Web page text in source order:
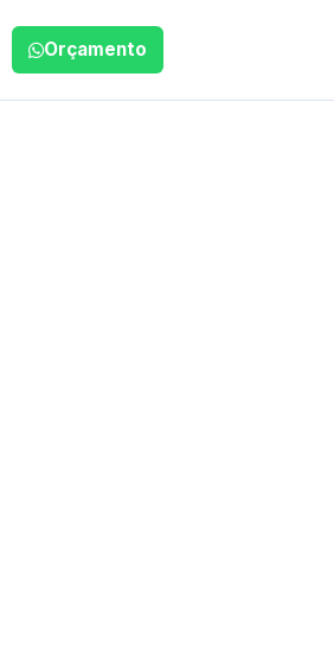
Orçamento